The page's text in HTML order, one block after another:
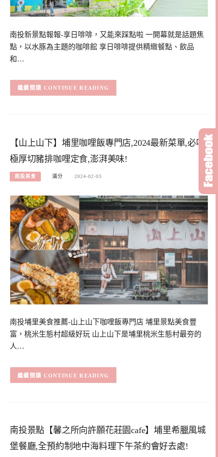
南投新景點報報-享日啡啡，又能來踩點啦 一開幕就是話題焦
點，以水豚為主題的咖啡館 享日啡啡提供精緻餐點、飲品
和…
CONTINUE READING
【山上山下】埔里咖哩飯專門店,2024最新菜單,必吃
極厚切豬排咖哩定食,澎湃美味!
南投美食 滿分 2024-02-03
南投埔里美食推薦-山上山下咖哩飯專門店 埔里景點美食豐
富，桃米生態村超級好玩 山上山下是埔里桃米生態村最夯的
人…
CONTINUE READING
南投景點【馨之所向許願花莊園cafe】埔里希臘風城
堡餐廳,全預約制地中海料理下午茶約會好去處!